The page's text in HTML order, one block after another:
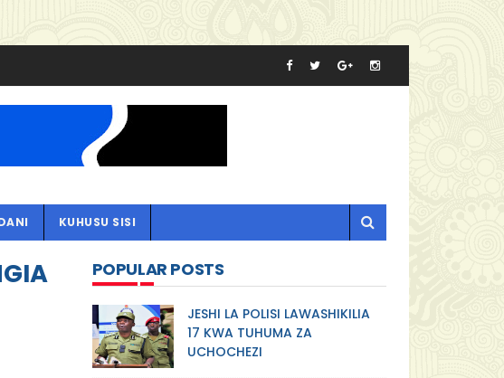
KUHUSU SISI
POPULAR POSTS
JESHI LA POLISI LAWASHIKILIA
17 KWA TUHUMA ZA
UCHOCHEZI